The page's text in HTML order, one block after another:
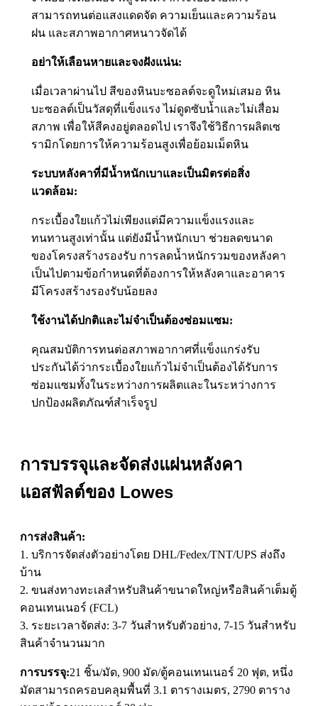
สามารถทนต่อแสงแดดจัด ความเย็นและความร้อน
ฝน และสภาพอากาศหนาวจัดได้
อย่าให้เลือนหายและจงฝังแน่น:
เมื่อเวลาผ่านไป สีของหินบะซอลต์จะดูใหม่เสมอ หิน
บะซอลต์เป็นวัสดุที่แข็งแรง ไม่ดูดซับน้ำและไม่เสื่อม
สภาพ เพื่อให้สีคงอยู่ตลอดไป เราจึงใช้วิธีการผลิตเซ
รามิกโดยการให้ความร้อนสูงเพื่อย้อมเม็ดหิน
ระบบหลังคาที่มีน้ำหนักเบาและเป็นมิตรต่อสิ่ง
แวดล้อม:
กระเบื้องใยแก้วไม่เพียงแต่มีความแข็งแรงและ
ทนทานสูงเท่านั้น แต่ยังมีน้ำหนักเบา ช่วยลดขนาด
ของโครงสร้างรองรับ การลดน้ำหนักรวมของหลังคา
เป็นไปตามข้อกำหนดที่ต้องการให้หลังคาและอาคาร
มีโครงสร้างรองรับน้อยลง
ใช้งานได้ปกติและไม่จำเป็นต้องซ่อมแซม:
คุณสมบัติการทนต่อสภาพอากาศที่แข็งแกร่งรับ
ประกันได้ว่ากระเบื้องใยแก้วไม่จำเป็นต้องได้รับการ
ซ่อมแซมทั้งในระหว่างการผลิตและในระหว่างการ
ปกป้องผลิตภัณฑ์สำเร็จรูป
การบรรจุและจัดส่งแผ่นหลังคา
แอสฟัลต์ของ Lowes
การส่งสินค้า:
1. บริการจัดส่งตัวอย่างโดย DHL/Fedex/TNT/UPS ส่งถึง
บ้าน
2. ขนส่งทางทะเลสำหรับสินค้าขนาดใหญ่หรือสินค้าเต็มตู้
คอนเทนเนอร์ (FCL)
3. ระยะเวลาจัดส่ง: 3-7 วันสำหรับตัวอย่าง, 7-15 วันสำหรับ
สินค้าจำนวนมาก
การบรรจุ:21 ชิ้น/มัด, 900 มัด/ตู้คอนเทนเนอร์ 20 ฟุต, หนึ่ง
มัดสามารถครอบคลุมพื้นที่ 3.1 ตารางเมตร, 2790 ตาราง